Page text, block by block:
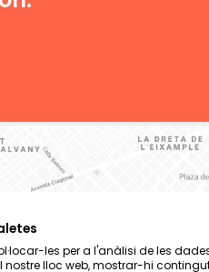
les per a l'anàlisi de les
nostre lloc web, mostrar-hi